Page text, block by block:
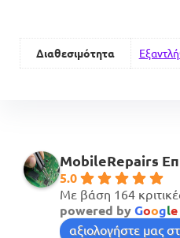
Διαθεσιμότητα
MobileRepairs
5.0
Με βάση 164
powered byGoogle
αξιολογήστε μας